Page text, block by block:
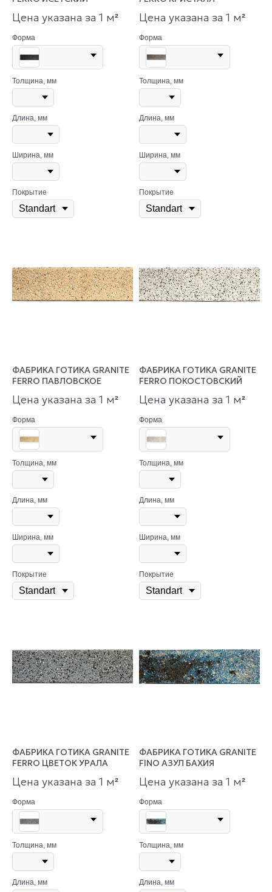
Цена указана за 1 м²
Форма
Толщина, мм
Длина, мм
Ширина, мм
Покрытие
Цена указана за 1 м²
Форма
Толщина, мм
Длина, мм
Ширина, мм
Покрытие
ФАБРИКА ГОТИКА GRANITE
FERRO ПАВЛОВСКОЕ
Цена указана за 1 м²
Форма
Толщина, мм
Длина, мм
Ширина, мм
Покрытие
ФАБРИКА ГОТИКА GRANITE
FERRO ПОКОСТОВСКИЙ
Цена указана за 1 м²
Форма
Толщина, мм
Длина, мм
Ширина, мм
Покрытие
ФАБРИКА ГОТИКА GRANITE
FERRO ЦВЕТОК УРАЛА
Цена указана за 1 м²
Форма
Толщина, мм
Длина, мм
ФАБРИКА ГОТИКА GRANITE
FINO АЗУЛ БАХИЯ
Цена указана за 1 м²
Форма
Толщина, мм
Длина, мм